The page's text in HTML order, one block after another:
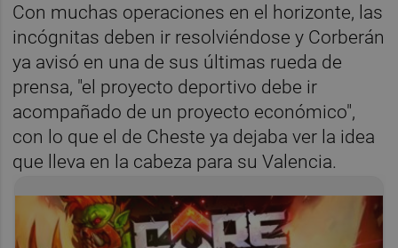
Con muchas operaciones en el horizonte, las
incógnitas deben ir resolviéndose y Corberán
ya avisó en una de sus últimas rueda de
prensa, "el proyecto deportivo debe ir
acompañado de un proyecto económico",
con lo que el de Cheste ya dejaba ver la idea
que lleva en la cabeza para su Valencia.